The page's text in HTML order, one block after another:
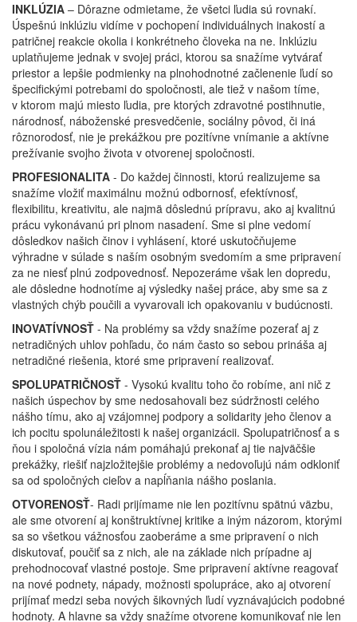
INKLÚZIA – Dôrazne odmietame, že všetci ľudia sú rovnakí.
Úspešnú inklúziu vidíme v pochopení individuálnych inakostí a
patričnej reakcie okolia i konkrétneho človeka na ne. Inklúziu
uplatňujeme jednak v svojej práci, ktorou sa snažíme vytvárať
priestor a lepšie podmienky na plnohodnotné začlenenie ľudí so
špecifickými potrebami do spoločnosti, ale tiež v našom tíme,
v ktorom majú miesto ľudia, pre ktorých zdravotné postihnutie,
národnosť, náboženské presvedčenie, sociálny pôvod, či iná
rôznorodosť, nie je prekážkou pre pozitívne vnímanie a aktívne
prežívanie svojho života v otvorenej spoločnosti.
PROFESIONALITA - Do každej činnosti, ktorú realizujeme sa
snažíme vložiť maximálnu možnú odbornosť, efektívnosť,
flexibilitu, kreativitu, ale najmä dôslednú prípravu, ako aj kvalitnú
prácu vykonávanú pri plnom nasadení. Sme si plne vedomí
dôsledkov našich činov i vyhlásení, ktoré uskutočňujeme
výhradne v súlade s naším osobným svedomím a sme pripravení
za ne niesť plnú zodpovednosť. Nepozeráme však len dopredu,
ale dôsledne hodnotíme aj výsledky našej práce, aby sme sa z
vlastných chýb poučili a vyvarovali ich opakovaniu v budúcnosti.
INOVATÍVNOSŤ - Na problémy sa vždy snažíme pozerať aj z
netradičných uhlov pohľadu, čo nám často so sebou prináša aj
netradičné riešenia, ktoré sme pripravení realizovať.
SPOLUPATRIČNOSŤ - Vysokú kvalitu toho čo robíme, ani nič z
našich úspechov by sme nedosahovali bez súdržnosti celého
nášho tímu, ako aj vzájomnej podpory a solidarity jeho členov a
ich pocitu spolunáležitosti k našej organizácii. Spolupatričnosť a s
ňou i spoločná vízia nám pomáhajú prekonať aj tie najväčšie
prekážky, riešiť najzložitejšie problémy a nedovoľujú nám odkloniť
sa od spoločných cieľov a napĺňania nášho poslania.
OTVORENOSŤ- Radi prijímame nie len pozitívnu spätnú väzbu,
ale sme otvorení aj konštruktívnej kritike a iným názorom, ktorými
sa so všetkou vážnosťou zaoberáme a sme pripravení o nich
diskutovať, poučiť sa z nich, ale na základe nich prípadne aj
prehodnocovať vlastné postoje. Sme pripravení aktívne reagovať
na nové podnety, nápady, možnosti spolupráce, ako aj otvorení
prijímať medzi seba nových šikovných ľudí vyznávajúcich podobné
hodnoty. A hlavne sa vždy snažíme otvorene komunikovať nie len